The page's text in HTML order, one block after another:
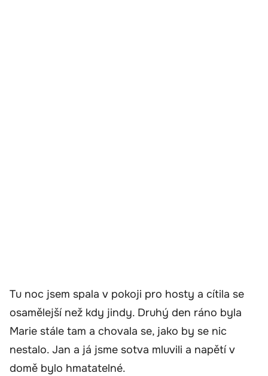
Tu noc jsem spala v pokoji pro hosty a cítila se
osamělejší než kdy jindy. Druhý den ráno byla
Marie stále tam a chovala se, jako by se nic
nestalo. Jan a já jsme sotva mluvili a napětí v
domě bylo hmatatelné.